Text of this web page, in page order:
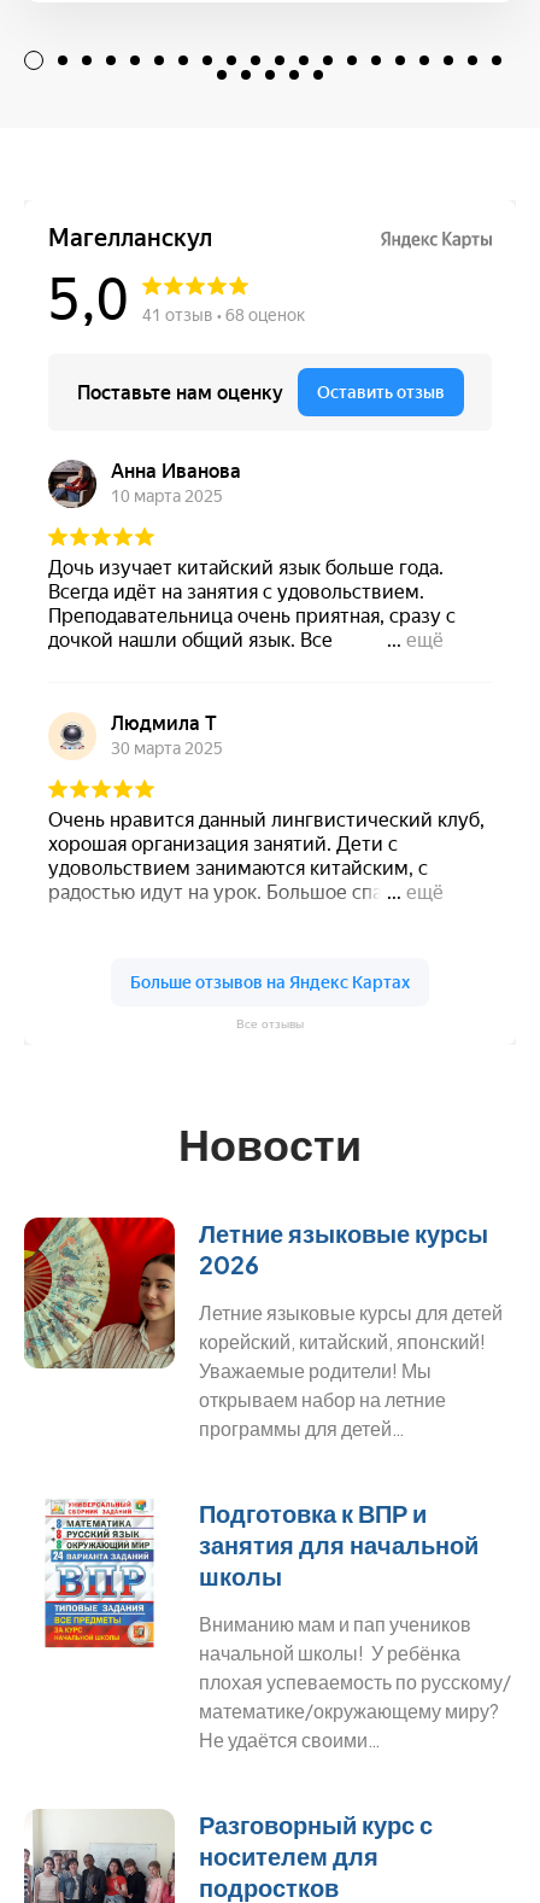
Все отзывы
Новости
Летние языковые курсы
2026
Летние языковые курсы для детей
корейский, китайский, японский!
Уважаемые родители! Мы
открываем набор на летние
программы для детей…
Подготовка к ВПР и
занятия для начальной
школы
Вниманию мам и пап учеников
начальной школы! У ребёнка
плохая успеваемость по русскому/
математике/окружающему миру?
Не удаётся своими…
Разговорный курс с
носителем для
подростков